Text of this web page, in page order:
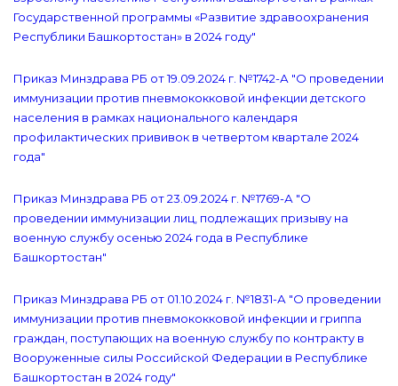
Государственной программы «Развитие здравоохранения
Республики Башкортостан» в 2024 году"
Приказ Минздрава РБ от 19.09.2024 г. №1742-А "О проведении
иммунизации против пневмококковой инфекции детского
населения в рамках национального календаря
профилактических прививок в четвертом квартале 2024
года"
Приказ Минздрава РБ от 23.09.2024 г. №1769-А "О
проведении иммунизации лиц, подлежащих призыву на
военную службу осенью 2024 года в Республике
Башкортостан"
Приказ Минздрава РБ от 01.10.2024 г. №1831-А "О проведении
иммунизации против пневмококковой инфекции и гриппа
граждан, поступающих на военную службу по контракту в
Вооруженные силы Российской Федерации в Республике
Башкортостан в 2024 году"